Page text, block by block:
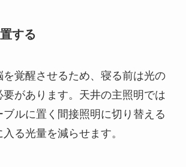
する
を覚醒させるため、寝る前は光の
があります。天井の主照明では
ルに置く間接照明に切り替える
る光量を減らせます。